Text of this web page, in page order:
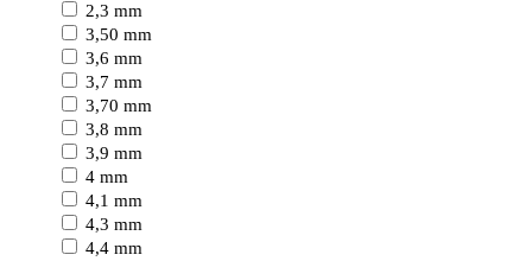
2,3 mm
3,50 mm
3,6 mm
3,7 mm
3,70 mm
3,8 mm
3,9 mm
4 mm
4,1 mm
4,3 mm
4,4 mm